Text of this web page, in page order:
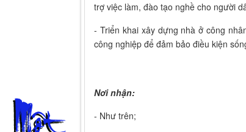
trợ việc làm, đào tạo nghề cho người
- Triển khai xây dựng nhà ở công
công nghiệp để đảm bảo điều kiện
Nơi nhận:
- Như trên;